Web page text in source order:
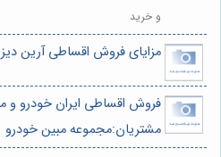
و خرید
مزایای فروش اقساطی آرین
فروش اقساطی ایران خودرو و
مشتریان:مجموعه مبین خودرو